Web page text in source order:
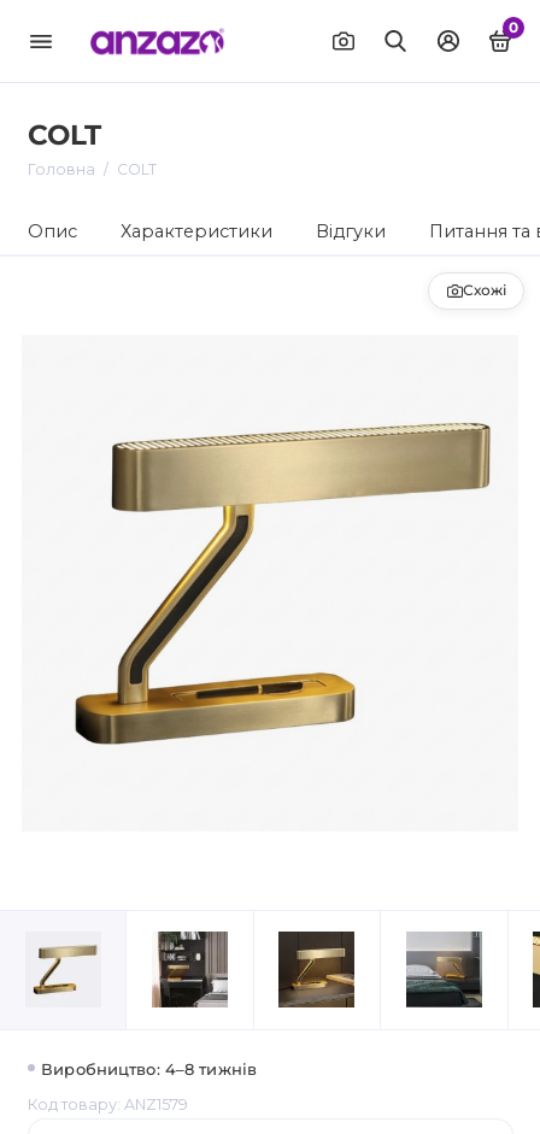
0
COLT
Головна COLT
Опис Характеристики Відгуки Питання та
Схожі
Виробництво: 4–8 тижнів
Код товару: ANZ1579